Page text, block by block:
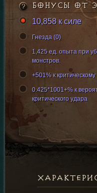
БОНУСЫ ОТ
10,858 к силе
Гнезда (0)
1,425 ед. опыта при
монстров.
+501% к
0.425*1001+% к
критического удара